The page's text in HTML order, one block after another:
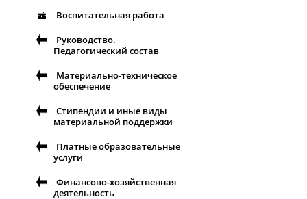
Воспитательная работа
Руководство.
Педагогический состав
Материально-техническое
обеспечение
Стипендии и иные виды
материальной поддержки
Платные образовательные
услуги
Финансово-хозяйственная
деятельность